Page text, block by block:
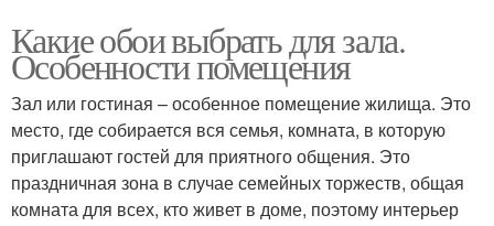
Какие обои выбрать для зала.
Особенности помещения
Зал или гостиная – особенное помещение жилища. Это
место, где собирается вся семья, комната, в которую
приглашают гостей для приятного общения. Это
праздничная зона в случае семейных торжеств, общая
комната для всех, кто живет в доме, поэтому интерьер